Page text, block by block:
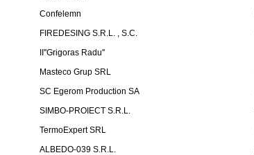
Confelemn
FIREDESING S.R.L. , S.C.
II''Grigoras Radu''
Masteco Grup SRL
SC Egerom Production SA
SIMBO-PROIECT S.R.L.
TermoExpert SRL
ALBEDO-039 S.R.L.